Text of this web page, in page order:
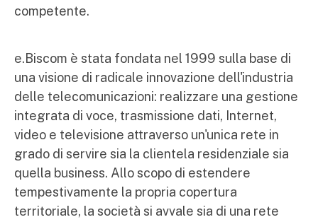
competente.
e.Biscom è stata fondata nel 1999 sulla base di
una visione di radicale innovazione dell'industria
delle telecomunicazioni: realizzare una gestione
integrata di voce, trasmissione dati, Internet,
video e televisione attraverso un'unica rete in
grado di servire sia la clientela residenziale sia
quella business. Allo scopo di estendere
tempestivamente la propria copertura
territoriale, la società si avvale sia di una rete